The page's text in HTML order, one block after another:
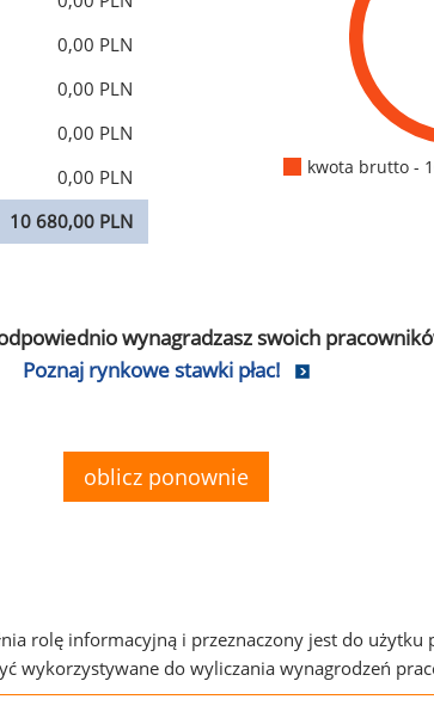
0,00 PLN
0,00 PLN
0,00 PLN
0,00 PLN
10 680,00 PLN
kwota brutto -
wynagradzasz swoich
Poznaj rynkowe stawki płac!
oblicz ponownie
rolę informacyjną i przeznaczony jest do użytku
wykorzystywane do wyliczania wynagrodzeń